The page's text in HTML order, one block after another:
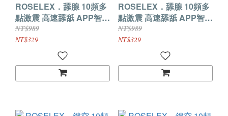
ROSELEX．舔腺 10頻多
點激震 高速舔舐 APP智控
前列腺刺激訓練器【白
色】
NT$989
NT$329
ROSELEX．舔腺 10頻多
點激震 高速舔舐 APP智控
前列腺刺激訓練器【黑
色】
NT$989
NT$329